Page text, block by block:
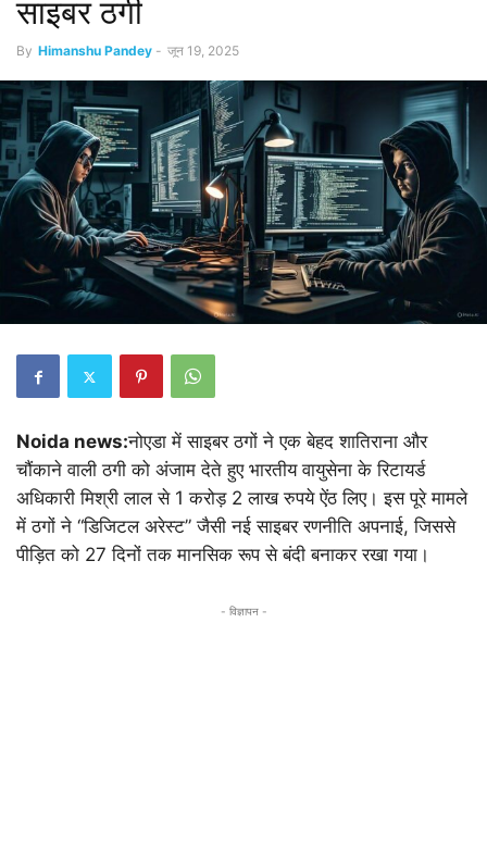
साइबर ठगी
By Himanshu Pandey - जून 19, 2025
Noida news:नोएडा में साइबर ठगों ने एक बेहद शातिराना और
चौंकाने वाली ठगी को अंजाम देते हुए भारतीय वायुसेना के रिटायर्ड
अधिकारी मिश्री लाल से 1 करोड़ 2 लाख रुपये ऐंठ लिए। इस पूरे मामले
में ठगों ने “डिजिटल अरेस्ट” जैसी नई साइबर रणनीति अपनाई, जिससे
पीड़ित को 27 दिनों तक मानसिक रूप से बंदी बनाकर रखा गया।
- विज्ञापन -